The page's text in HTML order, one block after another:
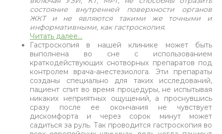
состояние внутренней поверхности органов
ЖКТ и не являются такими же точными и
информативными, как гастроскопия.
Читать далее...
Гастроскопия в нашей клинике может быть
выполнена во сне с использованием
краткодействующих снотворных препаратов под
контролем врача-анестезиолога. Эти препараты
созданы специально для таких исследований,
пациент спит во время процедуры, не испытывая
никаких неприятных ощущений, а проснувшись
сразу после ее окончания не чувствует
дискомфорта и через сорок минут может
садиться за руль. Так проводится гастроскопия во